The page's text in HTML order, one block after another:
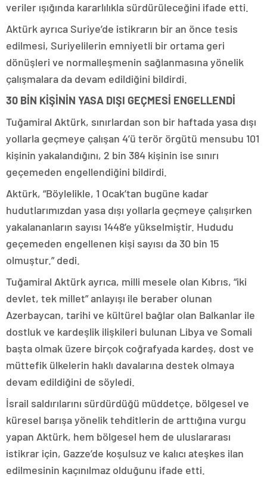
veriler ışığında kararlılıkla sürdürüleceğini ifade etti.
Aktürk ayrıca Suriye’de istikrarın bir an önce tesis
edilmesi, Suriyelilerin emniyetli bir ortama geri
dönüşleri ve normalleşmenin sağlanmasına yönelik
çalışmalara da devam edildiğini bildirdi.
30 BİN KİŞİNİN YASA DIŞI GEÇMESİ ENGELLENDİ
Tuğamiral Aktürk, sınırlardan son bir haftada yasa dışı
yollarla geçmeye çalışan 4’ü terör örgütü mensubu 101
kişinin yakalandığını, 2 bin 384 kişinin ise sınırı
geçemeden engellendiğini bildirdi.
Aktürk, “Böylelikle, 1 Ocak’tan bugüne kadar
hudutlarımızdan yasa dışı yollarla geçmeye çalışırken
yakalananların sayısı 1448’e yükselmiştir. Hududu
geçemeden engellenen kişi sayısı da 30 bin 15
olmuştur.” dedi.
Tuğamiral Aktürk ayrıca, milli mesele olan Kıbrıs, “iki
devlet, tek millet” anlayışı ile beraber olunan
Azerbaycan, tarihi ve kültürel bağlar olan Balkanlar ile
dostluk ve kardeşlik ilişkileri bulunan Libya ve Somali
başta olmak üzere birçok coğrafyada kardeş, dost ve
müttefik ülkelerin haklı davalarına destek olmaya
devam edildiğini de söyledi.
İsrail saldırılarını sürdürdüğü müddetçe, bölgesel ve
küresel barışa yönelik tehditlerin de arttığına vurgu
yapan Aktürk, hem bölgesel hem de uluslararası
istikrar için, Gazze’de koşulsuz ve kalıcı ateşkes ilan
edilmesinin kaçınılmaz olduğunu ifade etti.